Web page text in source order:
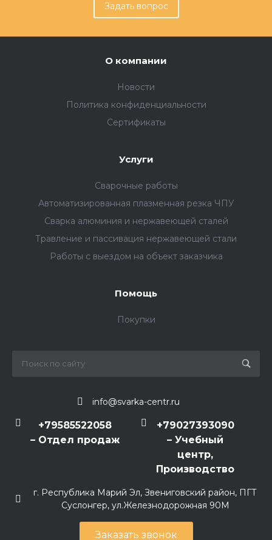
Задать вопрос
О компании
Новости
Политика конфиденциальности
Сертификаты
Услуги
Сварочные работы
Автоматизированная плазменная резка ЧПУ
Сварка алюминия и нержавеющей сталей
Травление и пассивация нержавеющей стали
Работы с выездом на объект заказчика
Помощь
Покупки
info@svarka-centr.ru
+79585522058
– Отдел продаж
+79027393090
– Учебный
центр,
Производство
г. Республика Марий Эл, Звениговский район, ПГТ
Суслонгер, ул.Железнодорожная 90М
Заказать звонок